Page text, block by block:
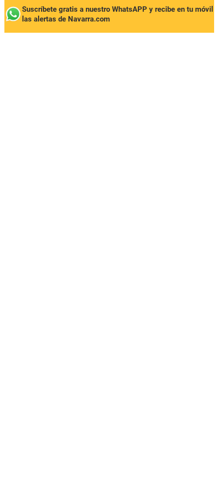
Suscríbete gratis a nuestro WhatsAPP y recibe en tu móvil
las alertas de Navarra.com